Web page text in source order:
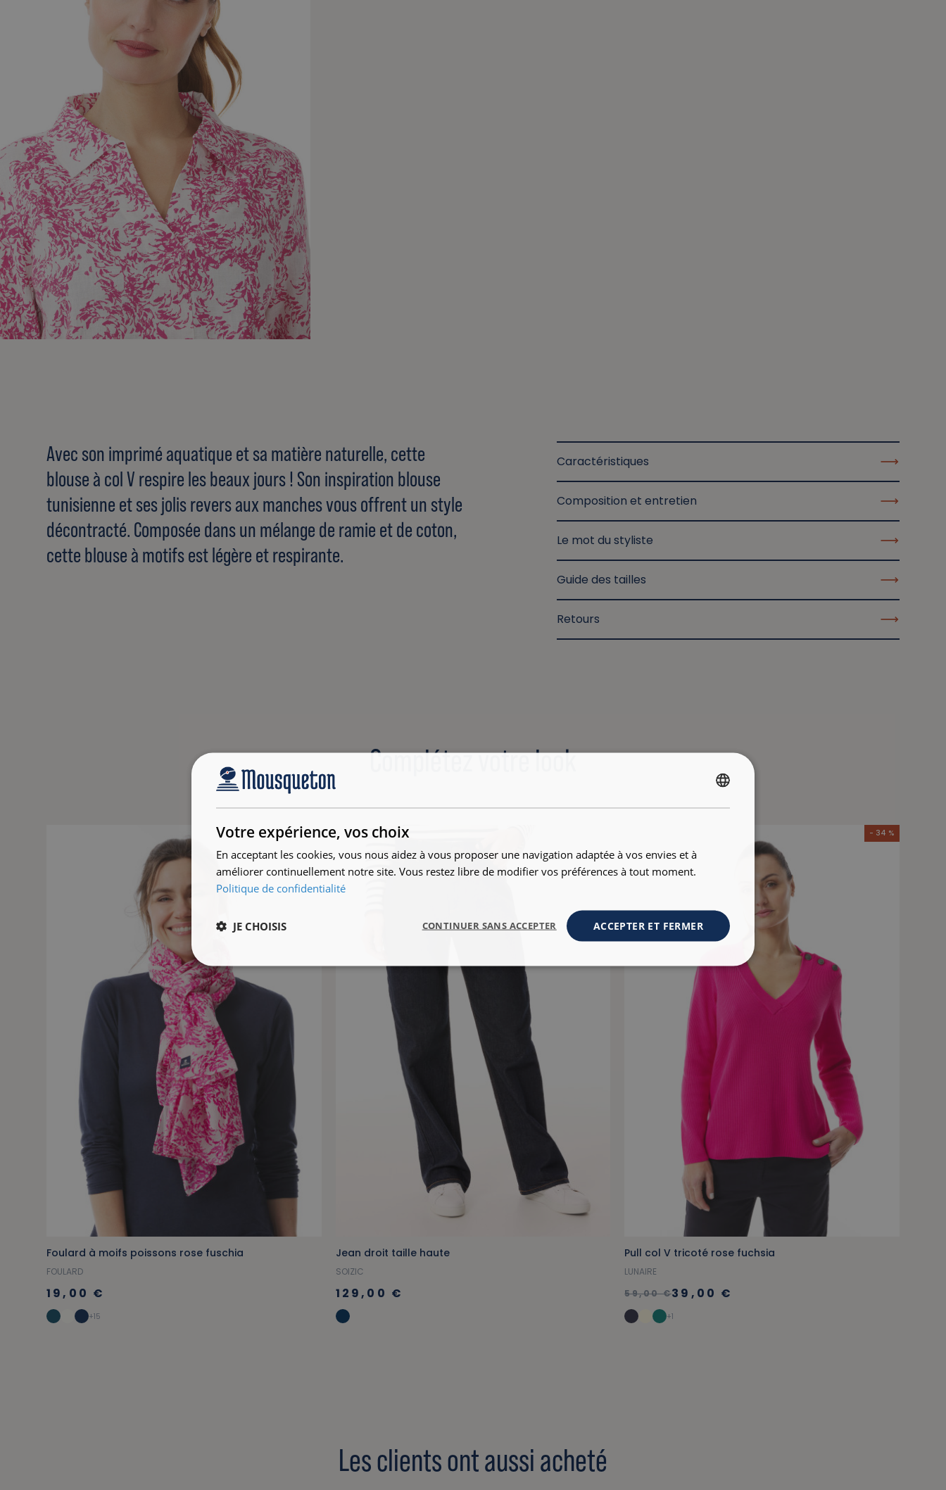
Avec son imprimé aquatique et sa matière naturelle, cette
blouse à col V respire les beaux jours ! Son inspiration blouse
tunisienne et ses jolis revers aux manches vous offrent un style
décontracté. Composée dans un mélange de ramie et de coton,
cette blouse à motifs est légère et respirante.
Caractéristiques
Composition et entretien
Le mot du styliste
Guide des tailles
Retours
Complétez votre look
Foulard à moifs poissons rose fuschia
FOULARD
19,00 €
+15
Jean droit taille haute
SOIZIC
129,00 €
- 34 %
Pull col V tricoté rose fuchsia
LUNAIRE
59,00 €39,00 €
+1
Les clients ont aussi acheté
Votre expérience, vos choix
En acceptant les cookies, vous nous aidez à vous proposer une navigation adaptée à vos envies et à
améliorer continuellement notre site. Vous restez libre de modifier vos préférences à tout moment.
Politique de confidentialité
ACCEPTER ET FERMER
CONTINUER SANS ACCEPTER
JE CHOISIS